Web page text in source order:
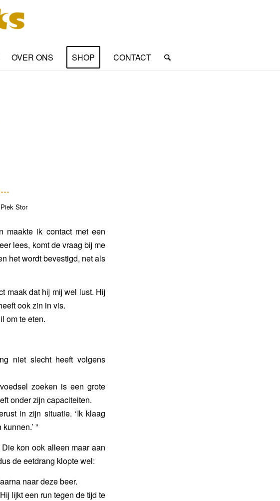
OVER ONS SHOP CONTACT
Piek Stor
maakte ik contact met een
lees, komt de vraag bij me
het wordt bevestigd, net als
maak dat hij mij wel lust. Hij
ook zin in vis.
om te eten.
niet slecht heeft volgens
zoeken is een grote
onder zijn capaciteiten.
in zijn situatie. ‘Ik klaag
”
kon ook alleen maar aan
de eetdrang klopte wel:
naar deze beer.
lijkt een run tegen de tijd te